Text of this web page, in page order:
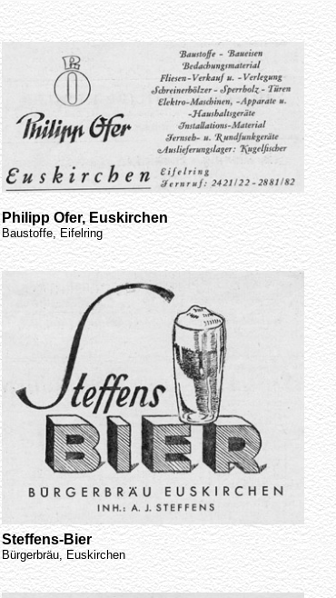
Philipp Ofer, Euskirchen
Baustoffe, Eifelring
Steffens-Bier
Bürgerbräu, Euskirchen